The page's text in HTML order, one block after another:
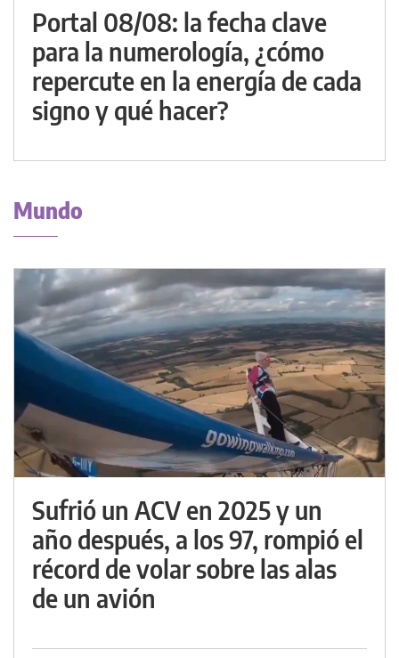
Portal 08/08: la fecha clave
para la numerología, ¿cómo
repercute en la energía de cada
signo y qué hacer?
Mundo
Sufrió un ACV en 2025 y un
año después, a los 97, rompió el
récord de volar sobre las alas
de un avión